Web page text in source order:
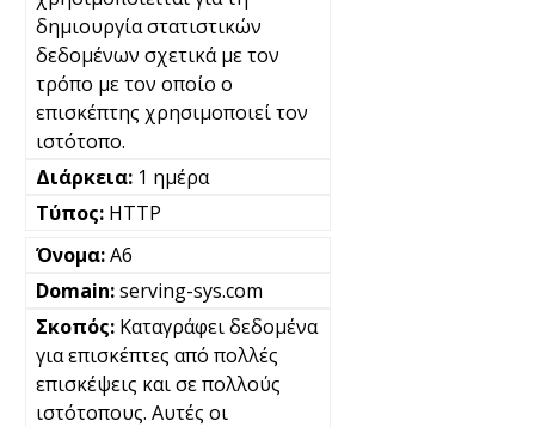
δημιουργία στατιστικών
δεδομένων σχετικά με τον
τρόπο με τον οποίο ο
επισκέπτης χρησιμοποιεί τον
ιστότοπο.
1 ημέρα
HTTP
A6
serving-sys.com
Καταγράφει δεδομένα
για επισκέπτες από πολλές
επισκέψεις και σε πολλούς
ιστότοπους. Αυτές οι